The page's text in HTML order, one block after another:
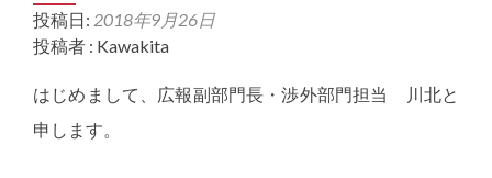
投稿日: 2018年9月26日
投稿者 : Kawakita
はじめまして、広報副部門長・渉外部門担当 川北と
申します。